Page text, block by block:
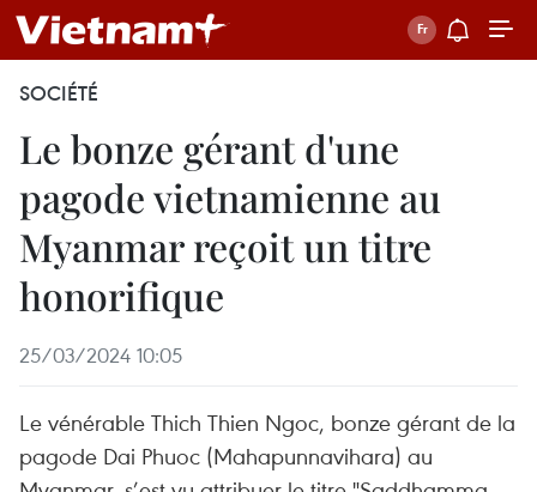
SOCIÉTÉ
Le bonze gérant d'une
pagode vietnamienne au
Myanmar reçoit un titre
honorifique
25/03/2024 10:05
Le vénérable Thich Thien Ngoc, bonze gérant de la
pagode Dai Phuoc (Mahapunnavihara) au